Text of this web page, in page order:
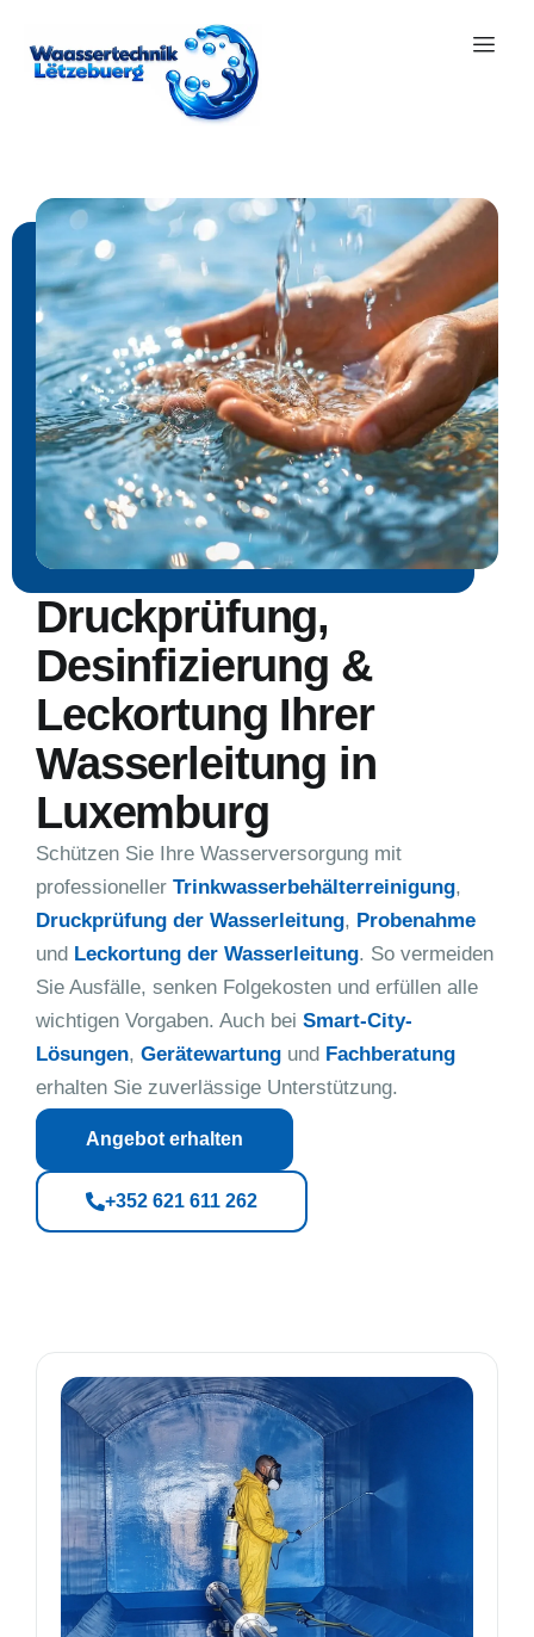
Druckprüfung,
Desinfizierung &
Leckortung Ihrer
Wasserleitung in
Luxemburg
Schützen Sie Ihre Wasserversorgung mit
professioneller Trinkwasserbehälterreinigung,
Druckprüfung der Wasserleitung, Probenahme
und Leckortung der Wasserleitung. So vermeiden
Sie Ausfälle, senken Folgekosten und erfüllen alle
wichtigen Vorgaben. Auch bei Smart-City-
Lösungen, Gerätewartung und Fachberatung
erhalten Sie zuverlässige Unterstützung.
Angebot erhalten
+352 621 611 262